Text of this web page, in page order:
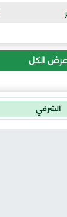
عرض الكل
الشرفي